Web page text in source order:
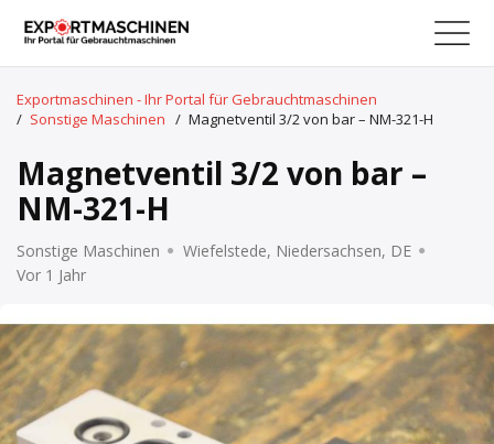
Exportmaschinen - Ihr Portal für Gebrauchtmaschinen
/ Sonstige Maschinen / Magnetventil 3/2 von bar – NM-321-H
Magnetventil 3/2 von bar –
NM-321-H
Sonstige Maschinen
Wiefelstede, Niedersachsen, DE
Vor 1 Jahr